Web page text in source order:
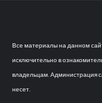
Все материалы на данном
исключительно в
владельцам. Администрация
несет.